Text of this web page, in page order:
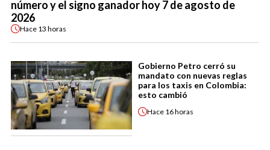
número y el signo ganador hoy 7 de agosto de
2026
Hace 13 horas
Gobierno Petro cerró su
mandato con nuevas reglas
para los taxis en Colombia:
esto cambió
Hace 16 horas